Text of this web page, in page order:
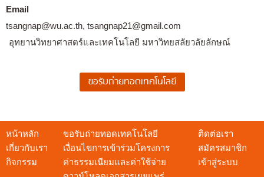
Email
tsangnap@wu.ac.th, tsangnap21@gmail.com
อุทยานวิทยาศาสตร์และเทคโนโลยี มหาวิทยสลัยวลัยลักษณ์
หน้าหลัก
เกี่ยวกับเรา
กิจกรรม
ขอรับถ่ายทอดเทคโนโลยี
เงื่อนไขการเข้าร่วมโครงการ
ค่าธรรมเนียมและค่าใช้จ่าย
ติดต่อเรา
สมัครสมาชิก
เข้าสู่ระบบ